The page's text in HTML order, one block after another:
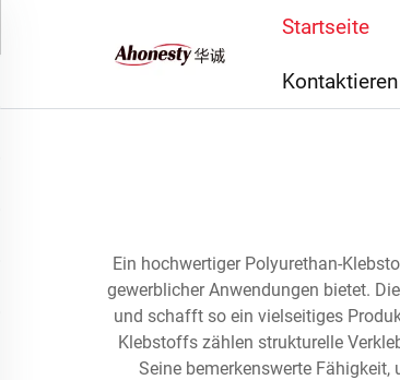
Startseite
Ein hochwertiger Polyurethan-
gewerblicher Anwendungen bietet.
und schafft so ein vielseitiges
Klebstoffs zählen strukturelle
Seine bemerkenswerte